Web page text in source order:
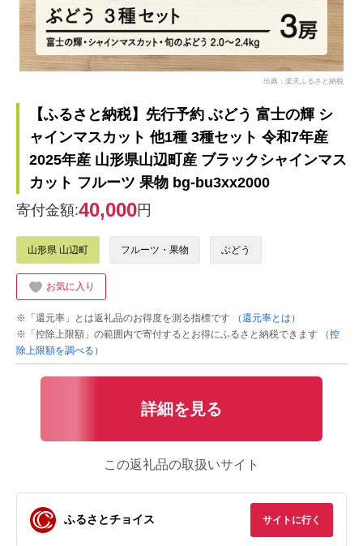
出典：楽天ふるさと納税
【ふるさと納税】先行予約 ぶどう 富士の輝 シ
ャインマスカット 他1種 3種セット 令和7年産
2025年産 山形県山辺町産 ブラックシャインマス
カット フルーツ 果物 bg-bu3xx2000
寄付金額:40,000円
山形県 山辺町 フルーツ・果物 ぶどう
お気に入り
※「還元率」とは返礼品のお得度を測る指標です
（還元率とは）
※「控除上限額」の範囲内で寄付するとお得にふるさと納税できます
（控
除上限額を調べる）
詳細を見る
この返礼品の取扱いサイト
ふるさとチョイス サイトに行く